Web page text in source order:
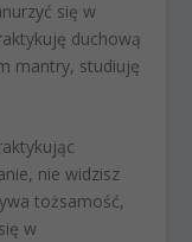
się w
duchową
mantry, studiuję
nie widzisz
tożsamość,
w